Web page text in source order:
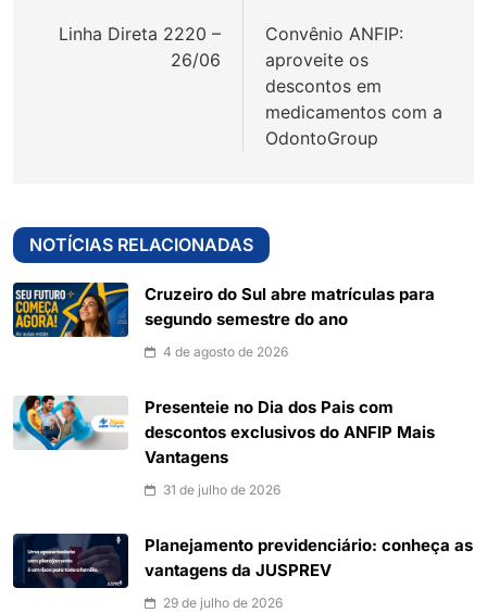
Post
Linha Direta 2220 –
26/06
Convênio ANFIP:
aproveite os
descontos em
medicamentos com a
OdontoGroup
NOTÍCIAS RELACIONADAS
Cruzeiro do Sul abre matrículas para
segundo semestre do ano
4 de agosto de 2026
Presenteie no Dia dos Pais com
descontos exclusivos do ANFIP Mais
Vantagens
31 de julho de 2026
Planejamento previdenciário: conheça as
vantagens da JUSPREV
29 de julho de 2026